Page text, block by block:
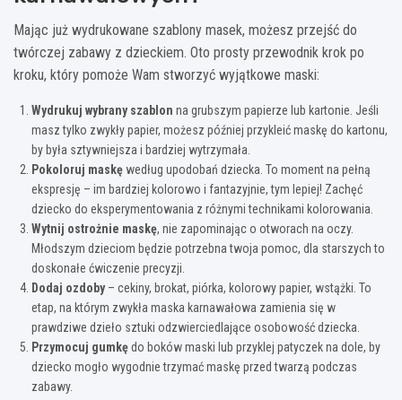
Mając już wydrukowane szablony masek, możesz przejść do
twórczej zabawy z dzieckiem. Oto prosty przewodnik krok po
kroku, który pomoże Wam stworzyć wyjątkowe maski:
Wydrukuj wybrany szablon na grubszym papierze lub kartonie. Jeśli
masz tylko zwykły papier, możesz później przykleić maskę do kartonu,
by była sztywniejsza i bardziej wytrzymała.
Pokoloruj maskę według upodobań dziecka. To moment na pełną
ekspresję – im bardziej kolorowo i fantazyjnie, tym lepiej! Zachęć
dziecko do eksperymentowania z różnymi technikami kolorowania.
Wytnij ostrożnie maskę, nie zapominając o otworach na oczy.
Młodszym dzieciom będzie potrzebna twoja pomoc, dla starszych to
doskonałe ćwiczenie precyzji.
Dodaj ozdoby– cekiny, brokat, piórka, kolorowy papier, wstążki. To
etap, na którym zwykła maska karnawałowa zamienia się w
prawdziwe dzieło sztuki odzwierciedlające osobowość dziecka.
Przymocuj gumkędo boków maski lub przyklej patyczek na dole, by
dziecko mogło wygodnie trzymać maskę przed twarzą podczas
zabawy.